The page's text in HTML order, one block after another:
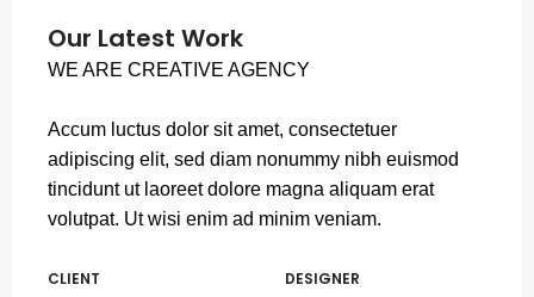
Our Latest Work
WE ARE CREATIVE AGENCY
Accum luctus dolor sit amet, consectetuer
adipiscing elit, sed diam nonummy nibh euismod
tincidunt ut laoreet dolore magna aliquam erat
volutpat. Ut wisi enim ad minim veniam.
CLIENT DESIGNER